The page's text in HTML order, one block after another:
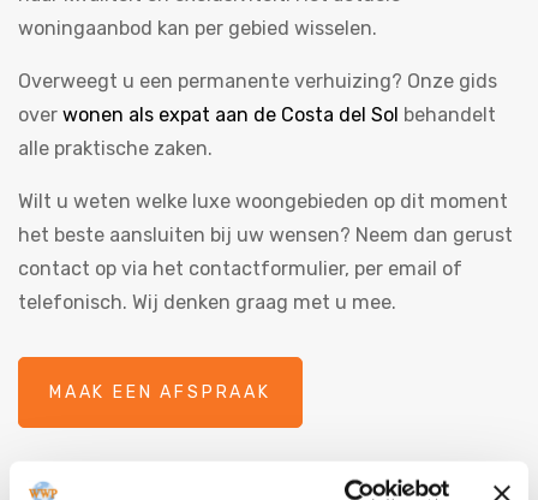
woningaanbod kan per gebied wisselen.
Overweegt u een permanente verhuizing? Onze gids
over wonen als expat aan de Costa del Sol behandelt
alle praktische zaken.
Wilt u weten welke luxe woongebieden op dit moment
het beste aansluiten bij uw wensen? Neem dan gerust
contact op via het contactformulier, per email of
telefonisch. Wij denken graag met u mee.
MAAK EEN AFSPRAAK